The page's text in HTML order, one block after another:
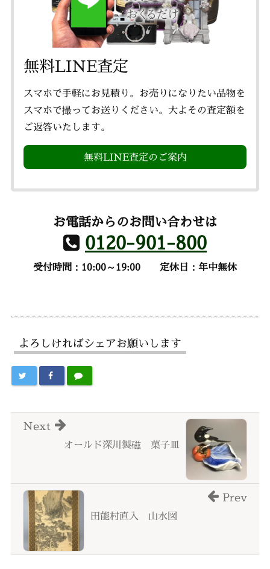
無料LINE査定
スマホで手軽にお見積り。お売りになりたい品物を
スマホで撮ってお送りください。大よその査定額を
ご返答いたします。
無料LINE査定のご案内
お電話からのお問い合わせは
0120-901-800
受付時間：10:00～19:00 定休日：年中無休
よろしければシェアお願いします
オールド深川製磁 菓子皿
Next
田能村直入 山水図
Prev